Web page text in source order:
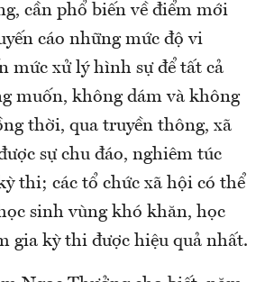
cần phổ biến về điểm mới
cáo những mức độ vi
mức xử lý hình sự để tất cả
muốn, không dám và không
thời, qua truyền thông, xã
sự chu đáo, nghiêm túc
thi; các tổ chức xã hội có thể
sinh vùng khó khăn, học
gia kỳ thi được hiệu quả nhất.